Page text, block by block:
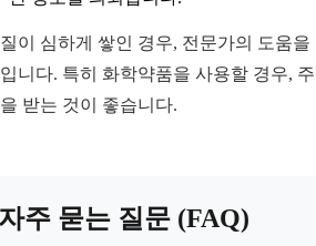
이 심하게 쌓인 경우, 전문가의 도움
니다. 특히 화학약품을 사용할 경우,
받는 것이 좋습니다.
주 묻는 질문 (FAQ)